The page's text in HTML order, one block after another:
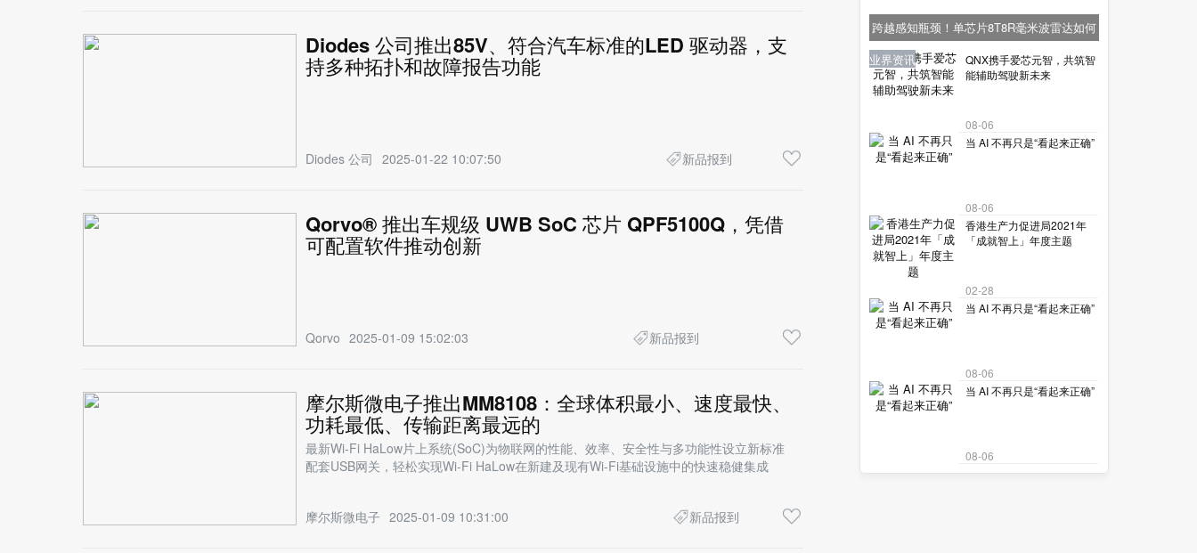
Diodes 公司推出85V、符合汽车标准的LED 驱动器，支
持多种拓扑和故障报告功能
Diodes 公司 2025-01-22 10:07:50 新品报到
Qorvo® 推出车规级 UWB SoC 芯片 QPF5100Q，凭借
可配置软件推动创新
Qorvo 2025-01-09 15:02:03 新品报到
摩尔斯微电子推出MM8108：全球体积最小、速度最快、
功耗最低、传输距离最远的
最新Wi-Fi HaLow片上系统(SoC)为物联网的性能、效率、安全性与多功能性设立新标准
配套USB网关，轻松实现Wi-Fi HaLow在新建及现有Wi-Fi基础设施中的快速稳健集成
摩尔斯微电子 2025-01-09 10:31:00 新品报到
跨越感知瓶颈！单芯片8T8R毫米波雷达如何
让机器人读懂复杂世界？
业界资讯
QNX携手爱芯元智，共筑智
能辅助驾驶新未来
08-06
业界资讯
当 AI 不再只是“看起来正确”
08-06
业界资讯
香港生产力促进局2021年
「成就智上」年度主题
02-28
业界资讯
当 AI 不再只是“看起来正确”
08-06
业界资讯
当 AI 不再只是“看起来正确”
08-06